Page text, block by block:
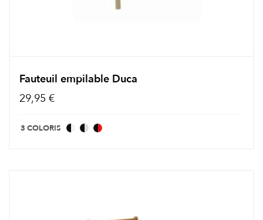
Fauteuil empilable Duca
29,95 €
3 COLORIS